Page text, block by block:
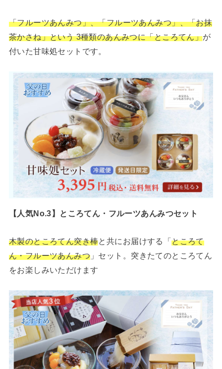
「フルーツあんみつ」、「フルーツあんみつ」、「お抹
茶かさね」という 3種類のあんみつに「ところてん」が
付いた甘味処セットです。
【人気No.3】ところてん・フルーツあんみつセット
木製のところてん突き棒と共にお届けする「ところて
ん・フルーツあんみつ 」セット。突きたてのところてん
をお楽しみいただけます